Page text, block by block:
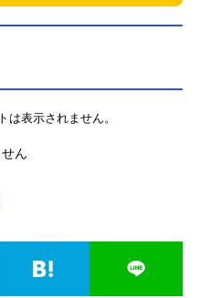
表示されません。
ん